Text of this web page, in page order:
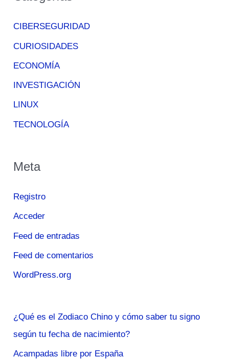
CIBERSEGURIDAD
CURIOSIDADES
ECONOMÍA
INVESTIGACIÓN
LINUX
TECNOLOGÍA
Meta
Registro
Acceder
Feed de entradas
Feed de comentarios
WordPress.org
¿Qué es el Zodiaco Chino y cómo saber tu signo
según tu fecha de nacimiento?
Acampadas libre por España